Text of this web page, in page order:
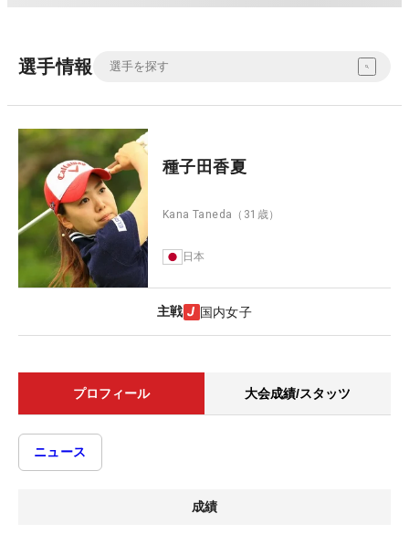
選手情報
種子田香夏
Kana Taneda （31歳）
日本
主戦 国内女子
プロフィール 大会成績/スタッツ
ニュース
成績